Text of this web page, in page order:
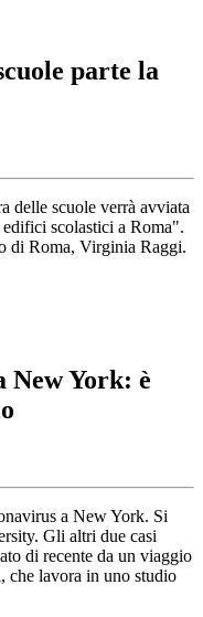
parte la
delle scuole verrà avviata
scolastici a Roma".
di Roma, Virginia Raggi.
New York: è
a New York. Si
Gli altri due casi
di recente da un viaggio
che lavora in uno studio